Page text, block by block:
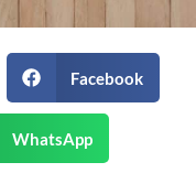
Facebook
WhatsApp